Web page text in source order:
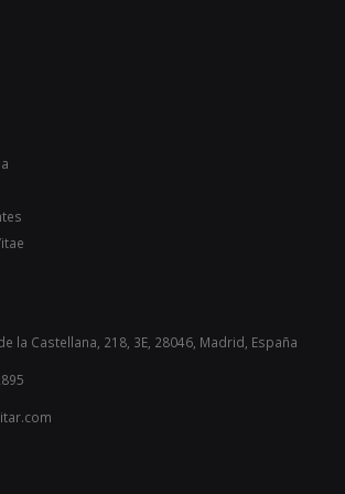
y funcionamiento de los
de la Comunidad Autónoma de
en el BOA de 17 de octubre de
de Bombero se clasifica en el
C1, que corresponde al Título
técnico.
bombero conductor, pueden llegar
estos requisitos deben cumplirse
de presentación de instancias. No
cuando se vaya a tomar
la Castellana, 218, 3E, 28046, Madrid, España